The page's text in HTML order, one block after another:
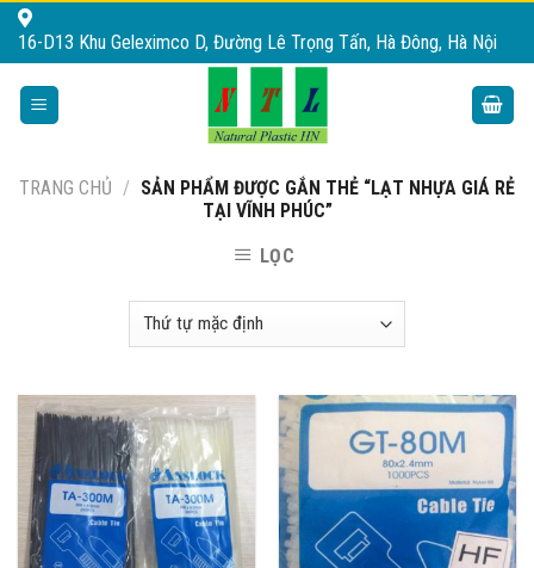
Skip
16-D13 Khu Geleximco D, Đường Lê Trọng Tấn, Hà Đông, Hà Nội
TRANG CHỦ / SẢN PHẨM ĐƯỢC GẮN THẺ “LẠT NHỰA GIÁ RẺ
TẠI VĨNH PHÚC”
LỌC